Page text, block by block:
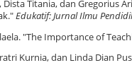
Dista Titania, dan Gregorius
Edukatif: Jurnal Ilmu
"The Importance of
Kurnia, dan Linda Dian